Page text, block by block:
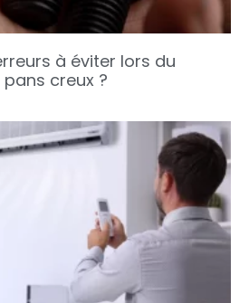
à éviter lors du
creux ?